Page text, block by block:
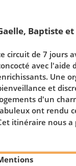
Baptiste
circuit de 7 jours
avec l'aide
Une
et
d'un
ont rendu
itinéraire nous a